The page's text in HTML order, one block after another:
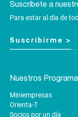
Suscríbete a
Para estar al día de
Suscribirme >
Nuestros
Miniempresas
Orienta-T
Socios por un día